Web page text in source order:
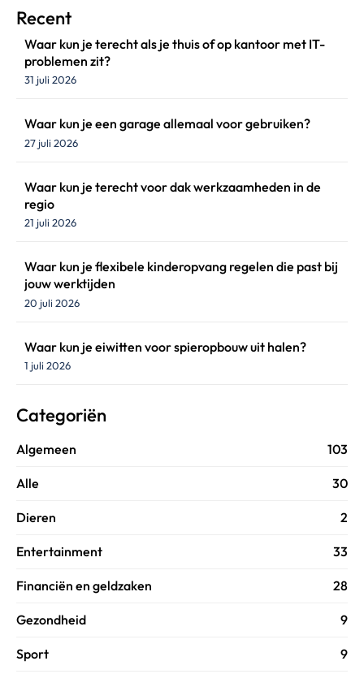
Recent
Waar kun je terecht als je thuis of op kantoor met IT-
problemen zit?
31 juli 2026
Waar kun je een garage allemaal voor gebruiken?
27 juli 2026
Waar kun je terecht voor dak werkzaamheden in de
regio
21 juli 2026
Waar kun je flexibele kinderopvang regelen die past bij
jouw werktijden
20 juli 2026
Waar kun je eiwitten voor spieropbouw uit halen?
1 juli 2026
Categoriën
Algemeen 103
Alle 30
Dieren 2
Entertainment 33
Financiën en geldzaken 28
Gezondheid 9
Sport 9